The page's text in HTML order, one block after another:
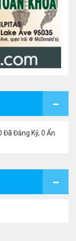
Đã Đăng Ký, 0 Ẩn